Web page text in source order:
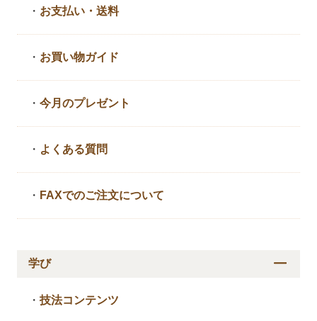
・ お支払い・送料
・ お買い物ガイド
・今月のプレゼント
・ よくある質問
・ FAXでのご注文について
学び
・技法コンテンツ